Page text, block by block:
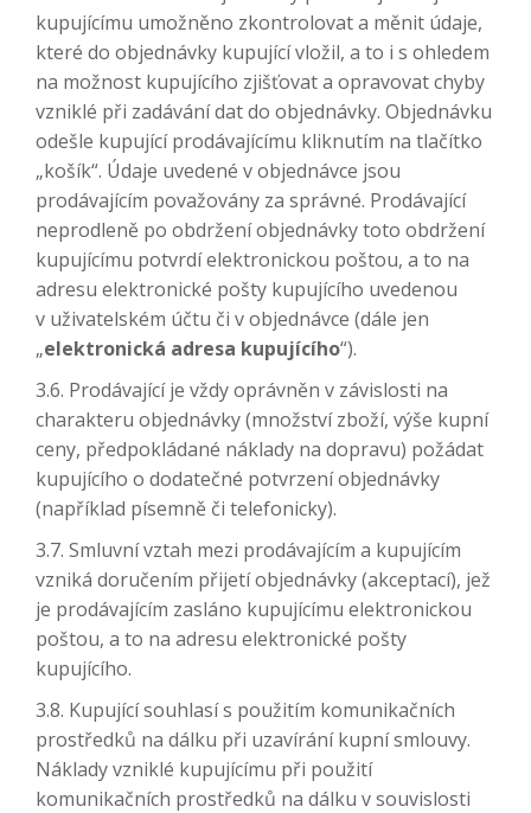
kupujícímu umožněno zkontrolovat a měnit údaje,
které do objednávky kupující vložil, a to i s ohledem
na možnost kupujícího zjišťovat a opravovat chyby
vzniklé při zadávání dat do objednávky. Objednávku
odešle kupující prodávajícímu kliknutím na tlačítko
„košík“. Údaje uvedené v objednávce jsou
prodávajícím považovány za správné. Prodávající
neprodleně po obdržení objednávky toto obdržení
kupujícímu potvrdí elektronickou poštou, a to na
adresu elektronické pošty kupujícího uvedenou
v uživatelském účtu či v objednávce (dále jen
„elektronická adresa kupujícího“).
3.6. Prodávající je vždy oprávněn v závislosti na
charakteru objednávky (množství zboží, výše kupní
ceny, předpokládané náklady na dopravu) požádat
kupujícího o dodatečné potvrzení objednávky
(například písemně či telefonicky).
3.7. Smluvní vztah mezi prodávajícím a kupujícím
vzniká doručením přijetí objednávky (akceptací), jež
je prodávajícím zasláno kupujícímu elektronickou
poštou, a to na adresu elektronické pošty
kupujícího.
3.8. Kupující souhlasí s použitím komunikačních
prostředků na dálku při uzavírání kupní smlouvy.
Náklady vzniklé kupujícímu při použití
komunikačních prostředků na dálku v souvislosti